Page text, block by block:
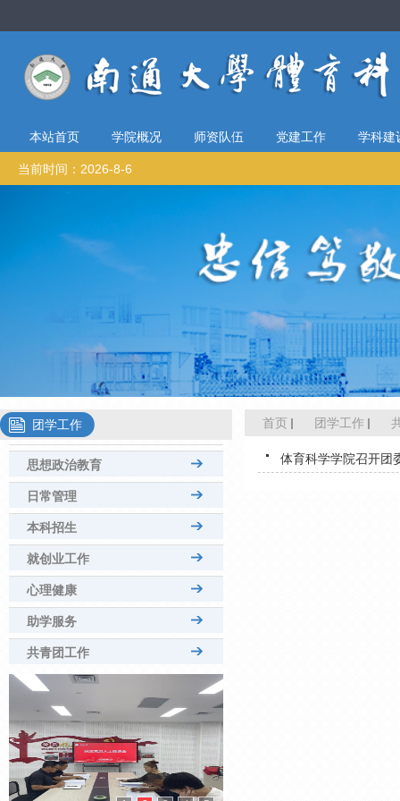
本站首页 学院概况 师资队伍 党建工作 学科建
当前时间：2026-8-6
团学工作
思想政治教育
日常管理
本科招生
就创业工作
心理健康
助学服务
共青团工作
首页 团学工作
体育科学学院召开团